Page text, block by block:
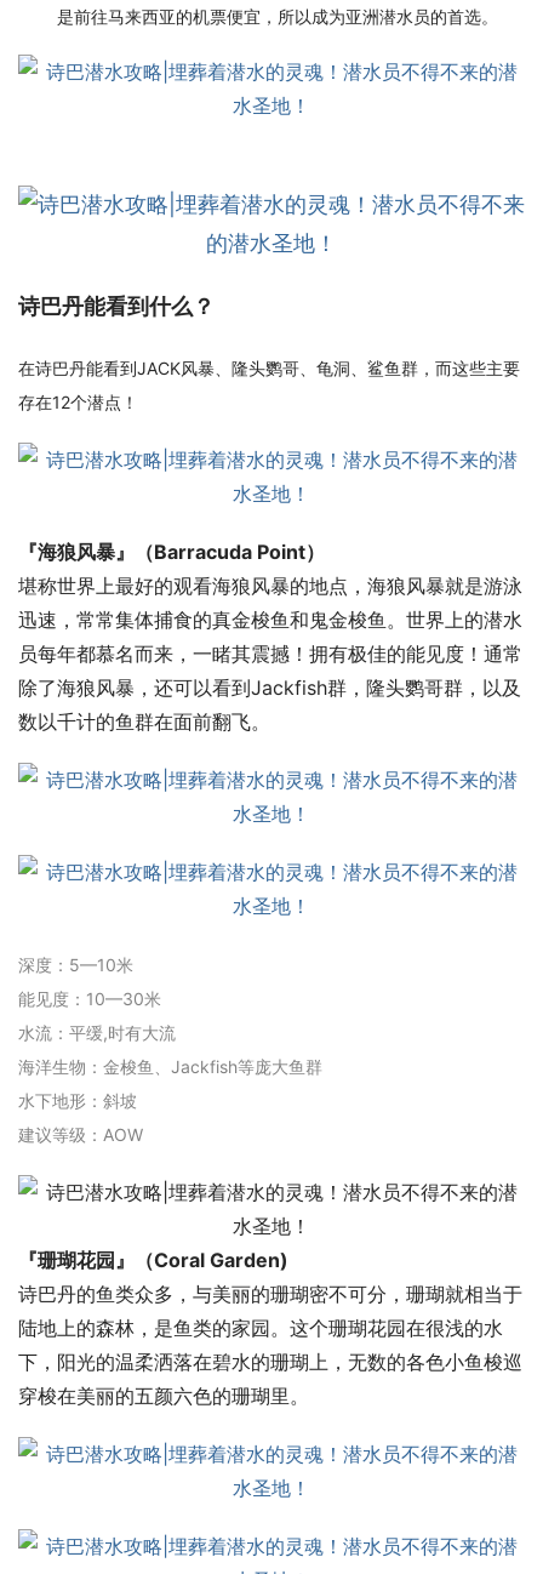
是前往马来西亚的机票便宜，所以成为亚洲潜水员的首选。
诗巴丹能看到什么？
在诗巴丹能看到JACK风暴、隆头鹦哥、龟洞、鲨鱼群，而这些主要
存在12个潜点！
『海狼风暴』（Barracuda Point）
堪称世界上最好的观看海狼风暴的地点，海狼风暴就是游泳
迅速，常常集体捕食的真金梭鱼和鬼金梭鱼。世界上的潜水
员每年都慕名而来，一睹其震撼！拥有极佳的能见度！通常
除了海狼风暴，还可以看到Jackfish群，隆头鹦哥群，以及
数以千计的鱼群在面前翻飞。
深度：5—10米
能见度：10—30米
水流：平缓,时有大流
海洋生物：金梭鱼、Jackfish等庞大鱼群
水下地形：斜坡
建议等级：AOW
『珊瑚花园』（Coral Garden)
诗巴丹的鱼类众多，与美丽的珊瑚密不可分，珊瑚就相当于
陆地上的森林，是鱼类的家园。这个珊瑚花园在很浅的水
下，阳光的温柔洒落在碧水的珊瑚上，无数的各色小鱼梭巡
穿梭在美丽的五颜六色的珊瑚里。